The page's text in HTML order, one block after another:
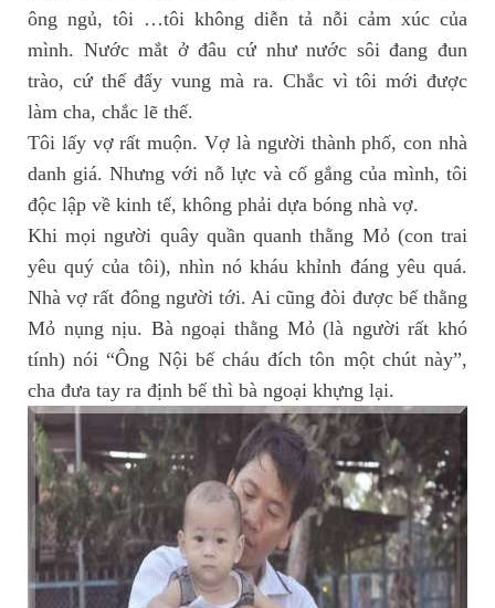
ông ngủ, tôi …tôi không diễn tả nỗi cảm xúc của
mình. Nước mắt ở đâu cứ như nước sôi đang đun
trào, cứ thế đẩy vung mà ra. Chắc vì tôi mới được
làm cha, chắc lẽ thế.
Tôi lấy vợ rất muộn. Vợ là người thành phố, con nhà
danh giá. Nhưng với nỗ lực và cố gắng của mình, tôi
độc lập về kinh tế, không phải dựa bóng nhà vợ.
Khi mọi người quây quần quanh thằng Mỏ (con trai
yêu quý của tôi), nhìn nó kháu khỉnh đáng yêu quá.
Nhà vợ rất đông người tới. Ai cũng đòi được bế thằng
Mỏ nụng nịu. Bà ngoại thằng Mỏ (là người rất khó
tính) nói “Ông Nội bế cháu đích tôn một chút này”,
cha đưa tay ra định bế thì bà ngoại khựng lại.